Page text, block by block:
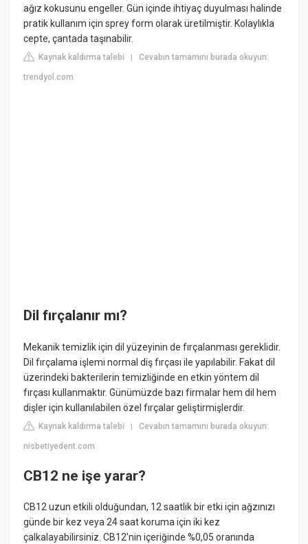
ağız kokusunu engeller. Gün içinde ihtiyaç duyulması halinde
pratik kullanım için sprey form olarak üretilmiştir. Kolaylıkla
cepte, çantada taşınabilir.
Kaynak kaldırma talebi |Cevabın tamamını burada okuyun:
trendyol.com
Dil fırçalanır mı?
Mekanik temizlik için dil yüzeyinin de fırçalanması gereklidir.
Dil fırçalama işlemi normal diş fırçası ile yapılabilir. Fakat dil
üzerindeki bakterilerin temizliğinde en etkin yöntem dil
fırçası kullanmaktır. Günümüzde bazı firmalar hem dil hem
dişler için kullanılabilen özel fırçalar geliştirmişlerdir.
Kaynak kaldırma talebi |Cevabın tamamını burada okuyun:
nisbetiyedent.com
CB12 ne işe yarar?
CB12 uzun etkili olduğundan, 12 saatlik bir etki için ağzınızı
günde bir kez veya 24 saat koruma için iki kez
çalkalayabilirsiniz. CB12'nin içeriğinde %0,05 oranında